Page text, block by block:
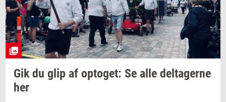
Gik du glip af op­to­get: Se alle del­ta­ger­ne
her